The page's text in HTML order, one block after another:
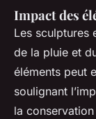
Impact des
Les sculptures
de la pluie et
éléments peut
soulignant
la